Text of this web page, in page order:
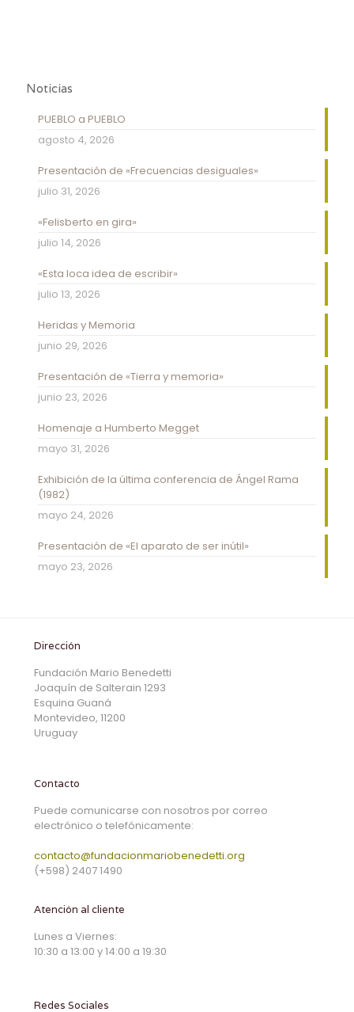
Noticias
PUEBLO a PUEBLO
agosto 4, 2026
Presentación de «Frecuencias desiguales»
julio 31, 2026
«Felisberto en gira»
julio 14, 2026
«Esta loca idea de escribir»
julio 13, 2026
Heridas y Memoria
junio 29, 2026
Presentación de «Tierra y memoria»
junio 23, 2026
Homenaje a Humberto Megget
mayo 31, 2026
Exhibición de la última conferencia de Ángel Rama
(1982)
mayo 24, 2026
Presentación de «El aparato de ser inútil»
mayo 23, 2026
Dirección
Fundación Mario Benedetti
Joaquín de Salterain 1293
Esquina Guaná
Montevideo, 11200
Uruguay
Contacto
Puede comunicarse con nosotros por correo
electrónico o telefónicamente:
contacto@fundacionmariobenedetti.org
(+598) 2407 1490
Atención al cliente
Lunes a Viernes:
10:30 a 13:00 y 14:00 a 19:30
Redes Sociales